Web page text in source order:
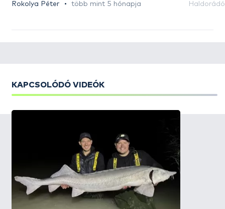
Rokolya Péter több mint 5 hónapja
KAPCSOLÓDÓ VIDEÓK